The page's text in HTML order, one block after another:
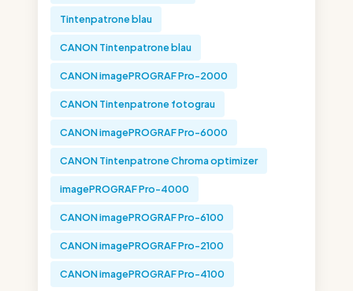
Tintenpatrone blau
CANON Tintenpatrone blau
CANON imagePROGRAF Pro-2000
CANON Tintenpatrone fotograu
CANON imagePROGRAF Pro-6000
CANON Tintenpatrone Chroma optimizer
imagePROGRAF Pro-4000
CANON imagePROGRAF Pro-6100
CANON imagePROGRAF Pro-2100
CANON imagePROGRAF Pro-4100